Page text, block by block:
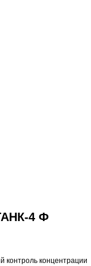
4 Ф
контроль концентрации